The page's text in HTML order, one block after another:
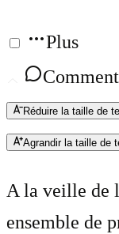
Plus
Réduire la taille de
Agrandir la taille de
A la veille de
ensemble de